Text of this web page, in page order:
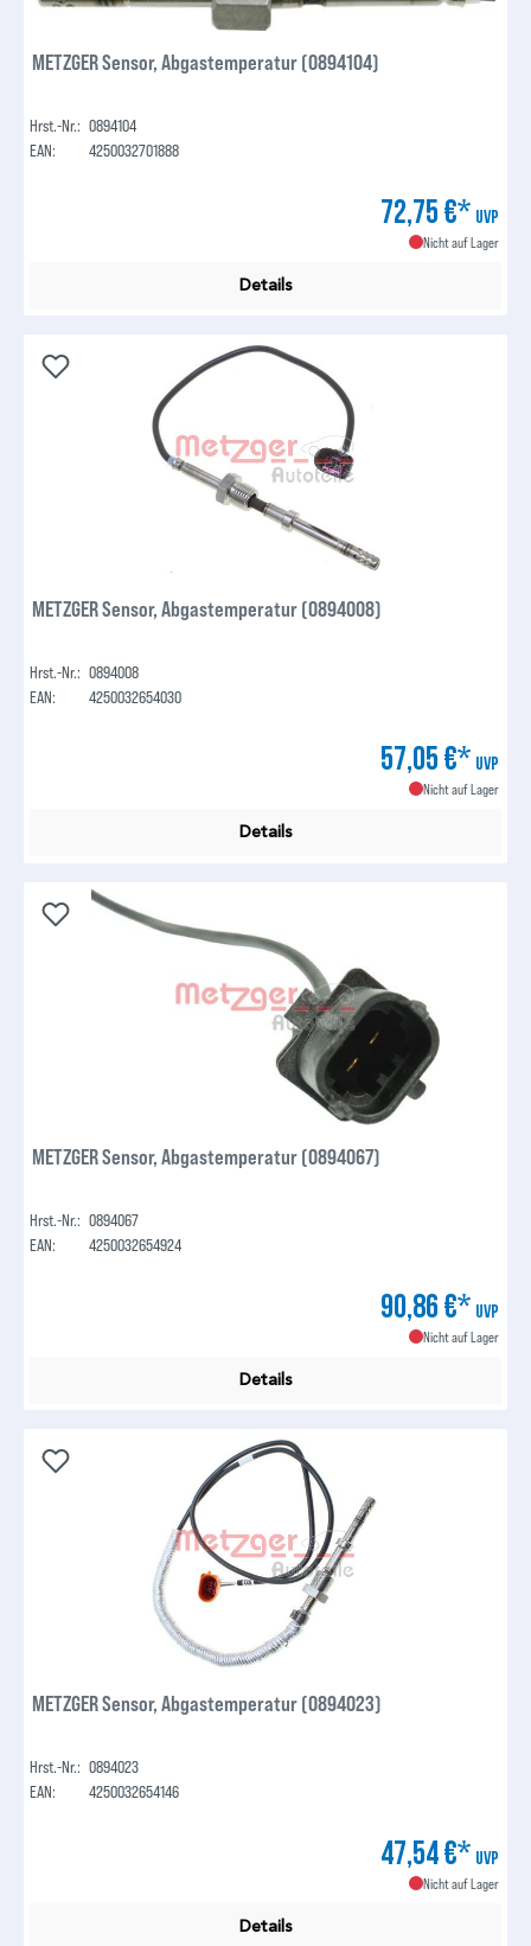
METZGER Sensor, Abgastemperatur (0894104)
Hrst.-Nr.: 0894104
EAN:
4250032701888
72,75 €* UVP
Nicht auf Lager
Details
METZGER Sensor, Abgastemperatur (0894008)
Hrst.-Nr.: 0894008
EAN:
4250032654030
57,05 €* UVP
Nicht auf Lager
Details
METZGER Sensor, Abgastemperatur (0894067)
Hrst.-Nr.: 0894067
EAN:
4250032654924
90,86 €* UVP
Nicht auf Lager
Details
METZGER Sensor, Abgastemperatur (0894023)
Hrst.-Nr.: 0894023
EAN:
4250032654146
47,54 €* UVP
Nicht auf Lager
Details